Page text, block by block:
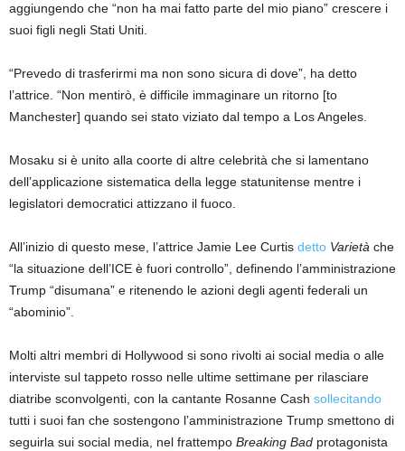
aggiungendo che “non ha mai fatto parte del mio piano” crescere i
suoi figli negli Stati Uniti.
“Prevedo di trasferirmi ma non sono sicura di dove”, ha detto
l’attrice. “Non mentirò, è difficile immaginare un ritorno [to
Manchester] quando sei stato viziato dal tempo a Los Angeles.
Mosaku si è unito alla coorte di altre celebrità che si lamentano
dell’applicazione sistematica della legge statunitense mentre i
legislatori democratici attizzano il fuoco.
All’inizio di questo mese, l’attrice Jamie Lee Curtis detto Varietà che
“la situazione dell’ICE è fuori controllo”, definendo l’amministrazione
Trump “disumana” e ritenendo le azioni degli agenti federali un
“abominio”.
Molti altri membri di Hollywood si sono rivolti ai social media o alle
interviste sul tappeto rosso nelle ultime settimane per rilasciare
diatribe sconvolgenti, con la cantante Rosanne Cash sollecitando
tutti i suoi fan che sostengono l’amministrazione Trump smettono di
seguirla sui social media, nel frattempo Breaking Bad protagonista